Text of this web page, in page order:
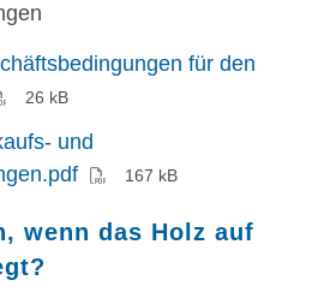
für den
26 kB
und
(PDF)167 kB
wenn das Holz auf